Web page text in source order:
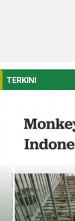
TERKINI